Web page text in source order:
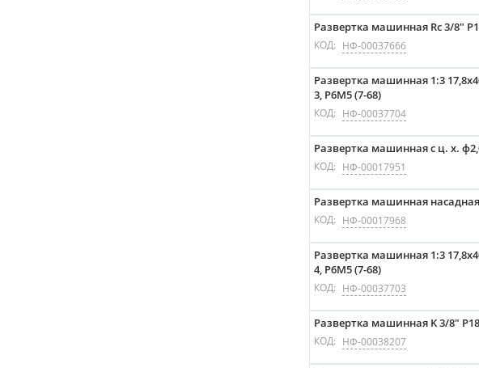
Развертка машинная Rc 3/8"
КОД: НФ-00037666
Развертка машинная 1:3
3, P6M5 (7-68)
КОД: НФ-00037704
Развертка машинная с ц. х.
КОД: НФ-00017951
Развертка машинная
КОД: НФ-00017968
Развертка машинная 1:3
4, P6M5 (7-68)
КОД: НФ-00037703
Развертка машинная K 3/8"
КОД: НФ-00038207